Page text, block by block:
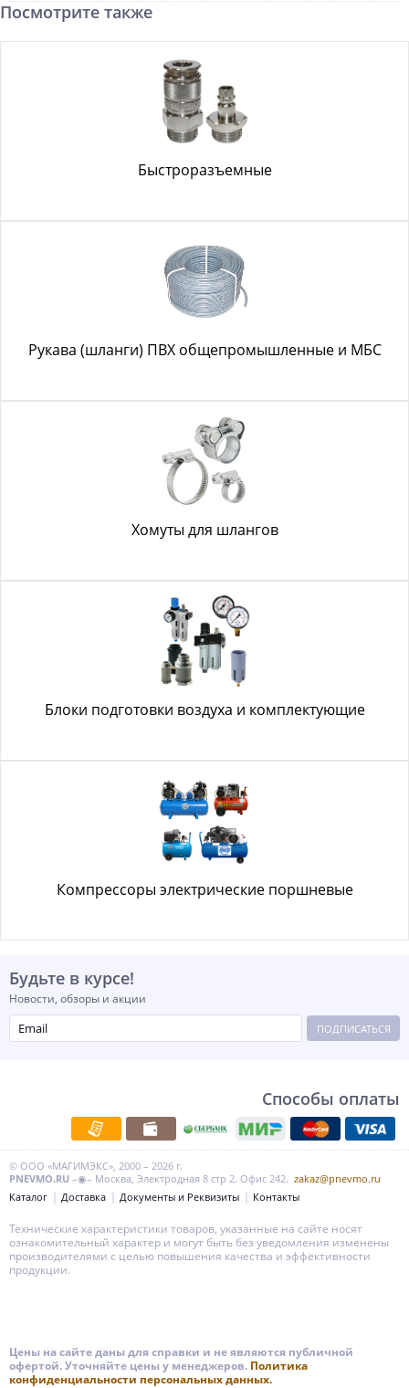
Посмотрите также
Быстроразъемные
Рукава (шланги) ПВХ общепромышленные и МБС
Хомуты для шлангов
Блоки подготовки воздуха и комплектующие
Компрессоры электрические поршневые
Будьте в курсе!
Новости, обзоры и акции
ПОДПИСАТЬСЯ
Способы оплаты
© ООО «МАГИМЭКС», 2000 – 2026 г.
PNEVMO.RU –◉– Москва, Электродная 8 стр 2. Офис 242. zakaz@pnevmo.ru
Каталог
Доставка Документы и Реквизиты Контакты
Технические характеристики товаров, указанные на сайте носят
ознакомительный характер и могут быть без уведомления изменены
производителями с целью повышения качества и эффективности
продукции.
Цены на сайте даны для справки и не являются публичной
офертой. Уточняйте цены у менеджеров. Политика
конфиденциальности персональных данных.